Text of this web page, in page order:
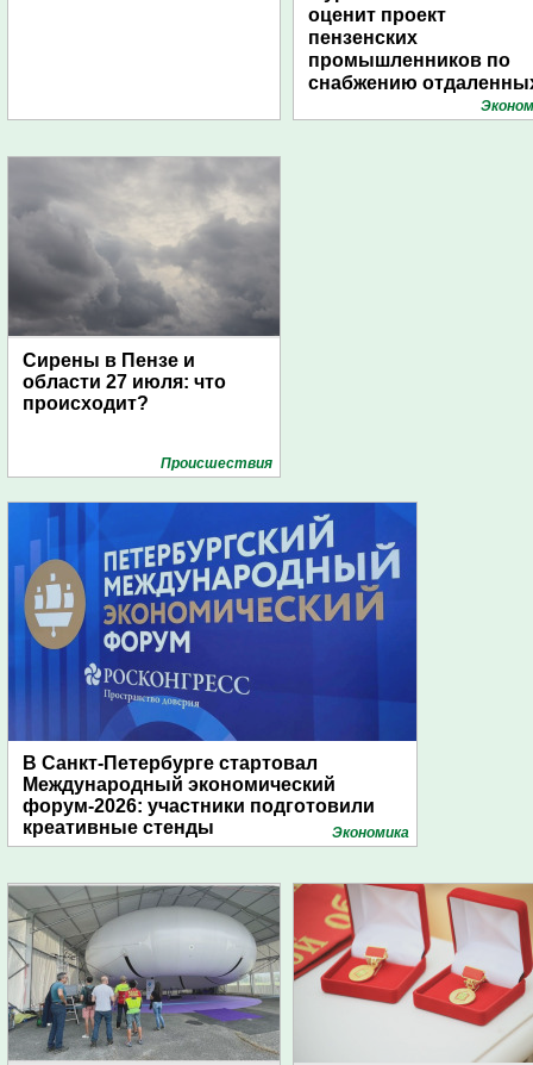
оценит проект
пензенских
промышленников по
снабжению
поселений с помощью
Сирены в Пензе и
области 27 июля: что
происходит?
Проиcшествия
В Санкт-Петербурге стартовал
Международный экономический
форум-2026: участники подготовили
креативные стенды
Экономика